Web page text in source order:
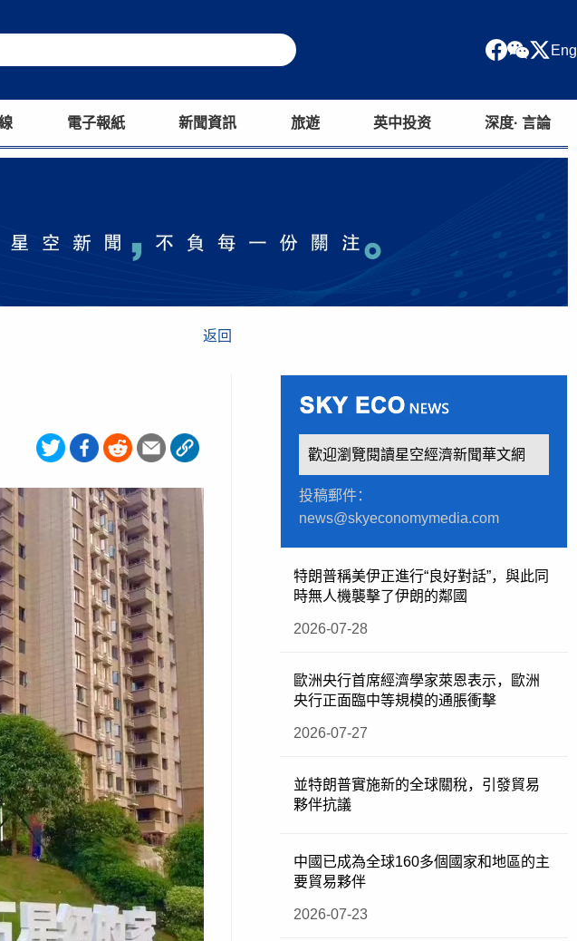
Eng
電子報紙 新聞資訊 旅遊 英中投资 深度· 言論
返回
歡迎瀏覽閱讀星空經濟新聞華文網
投稿郵件：
news@skyeconomymedia.com
特朗普稱美伊正進行“良好對話”，與此同
時無人機襲擊了伊朗的鄰國
2026-07-28
歐洲央行首席經濟學家萊恩表示，歐洲
央行正面臨中等規模的通脹衝擊
2026-07-27
並特朗普實施新的全球關稅，引發貿易
夥伴抗議
中國已成為全球160多個國家和地區的主
要貿易夥伴
2026-07-23